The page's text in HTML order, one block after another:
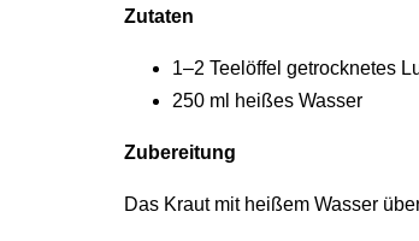
Zutaten
1–2 Teelöffel getrocknetes
250 ml heißes Wasser
Zubereitung
Das Kraut mit heißem Wasser